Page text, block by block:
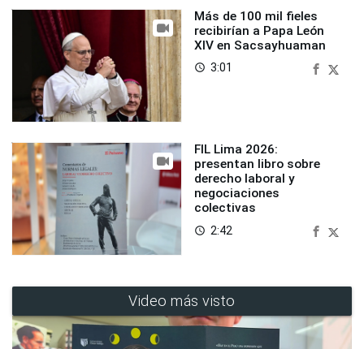
Más de 100 mil fieles
recibirían a Papa León
XIV en Sacsayhuaman
access_time 3:01
FIL Lima 2026:
presentan libro sobre
derecho laboral y
negociaciones
colectivas
access_time 2:42
Video más visto